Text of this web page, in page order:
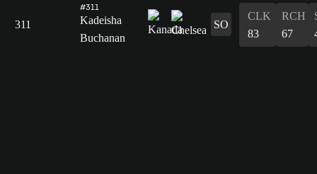
311
#311
Kadeisha
Buchanan
SO
CLK
83
RCH
67